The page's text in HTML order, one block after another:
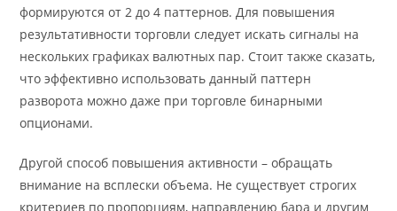
формируются от 2 до 4 паттернов. Для повышения
результативности торговли следует искать сигналы на
нескольких графиках валютных пар. Стоит также сказать,
что эффективно использовать данный паттерн
разворота можно даже при торговле бинарными
опционами.
Другой способ повышения активности – обращать
внимание на всплески объема. Не существует строгих
критериев по пропорциям, направлению бара и другим